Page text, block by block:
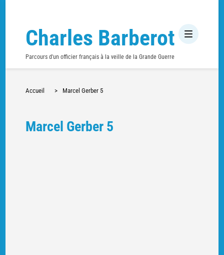
Charles Barberot
Parcours d'un officier français à la veille de la Grande Guerre
Accueil > Marcel Gerber 5
Marcel Gerber 5